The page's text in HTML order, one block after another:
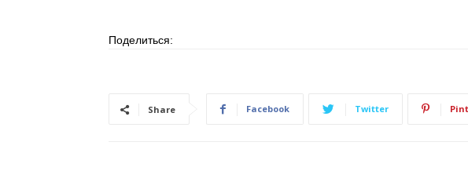
Поделиться:
Share Facebook Twitter